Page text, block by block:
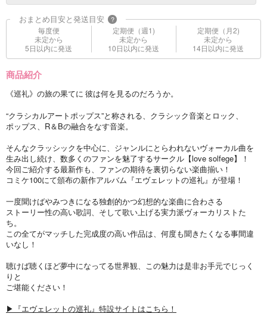
おまとめ目安と発送目安 ?
毎度便
未定から
5日以内に発送
定期便（週1)
未定から
10日以内に発送
定期便（月2)
未定から
14日以内に発送
商品紹介
《巡礼》の旅の果てに 彼は何を見るのだろうか。
“クラシカルアートポップス”と称される、クラシック音楽とロック、
ポップス、R＆Bの融合をなす音楽。
そんなクラッシックを中心に、ジャンルにとらわれないヴォーカル曲を
生み出し続け、数多くのファンを魅了するサークル【love solfege】！
今回ご紹介する最新作も、ファンの期待を裏切らない楽曲揃い！
コミケ100にて頒布の新作アルバム『エヴェレットの巡礼』が登場！
一度聞けばやみつきになる独創的かつ幻想的な楽曲に合わさる
ストーリー性の高い歌詞、そして歌い上げる実力派ヴォーカリストた
ち。
この全てがマッチした完成度の高い作品は、何度も聞きたくなる事間違
いなし！
聴けば聴くほど夢中になってる世界観、この魅力は是非お手元でじっく
りと
ご堪能ください！
▶『エヴェレットの巡礼』特設サイトはこちら！